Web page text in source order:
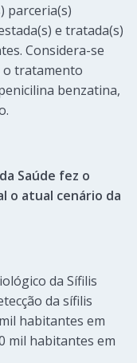
parceria(s)
e tratada(s)
Considera-se
o tratamento
benzatina,
Saúde fez o
o atual cenário da
da Sífilis
da sífilis
habitantes em
mil habitantes em